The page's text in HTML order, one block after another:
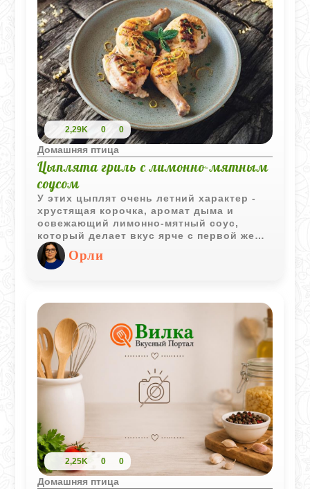
2,29K 0 0
Домашняя птица
Цыплята гриль с лимонно-мятным
соусом
У этих цыплят очень летний характер -
хрустящая корочка, аромат дыма и
освежающий лимонно-мятный соус,
который делает вкус ярче с первой же
вилки. Блюдо получается лёгким, сочным
и отлично подходит как для ужина на
террасе, так и для шумного пикника.
Орли
2,25K 0 0
Домашняя птица